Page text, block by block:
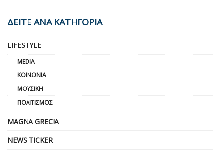
ΔΕΙΤΕ ΑΝΑ ΚΑΤΗΓΟΡΙΑ
LIFESTYLE
MEDIA
ΚΟΙΝΩΝΊΑ
ΜΟΥΣΙΚΉ
ΠΟΛΙΤΙΣΜΌΣ
MAGNA GRECIA
NEWS TICKER